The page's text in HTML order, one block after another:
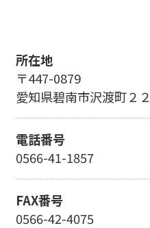
所在地
〒447-0879
愛知県碧南市沢渡町２
電話番号
0566-41-1857
FAX番号
0566-42-4075